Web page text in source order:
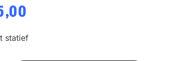
prijs
statief